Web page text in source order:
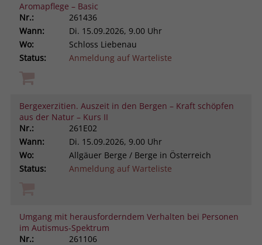
Aromapflege – Basic
Nr.:
261436
Wann:
Di. 15.09.2026, 9.00 Uhr
Wo:
Schloss Liebenau
Status:
Anmeldung auf Warteliste
Bergexerzitien. Auszeit in den Bergen – Kraft schöpfen
aus der Natur – Kurs II
Nr.:
261E02
Wann:
Di. 15.09.2026, 9.00 Uhr
Wo:
Allgäuer Berge / Berge in Österreich
Status:
Anmeldung auf Warteliste
Umgang mit herausforderndem Verhalten bei Personen
im Autismus-Spektrum
Nr.:
261106